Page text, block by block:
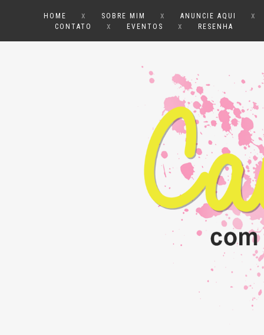
HOME x SOBRE MIM x ANUNCIE AQUI x
CONTATO x EVENTOS x RESENHA